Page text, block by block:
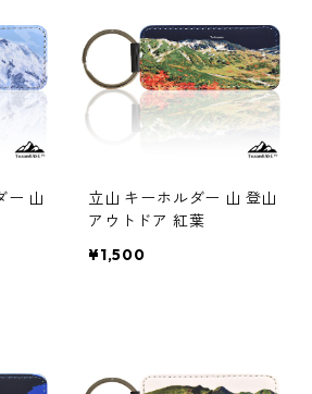
ー 山
立山 キーホルダー 山 登山
アウトドア 紅葉
¥1,500